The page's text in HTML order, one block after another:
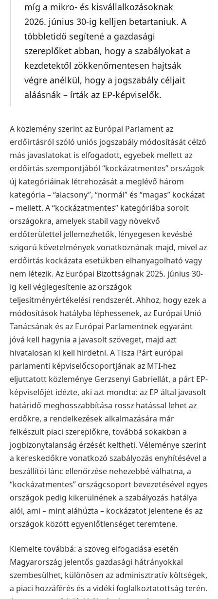
míg a mikro- és kisvállalkozásoknak
2026. június 30-ig kelljen betartaniuk. A
többletidő segítené a gazdasági
szereplőket abban, hogy a szabályokat a
kezdetektől zökkenőmentesen hajtsák
végre anélkül, hogy a jogszabály céljait
aláásnák – írták az EP-képviselők.
A közlemény szerint az Európai Parlament az
erdőirtásról szóló uniós jogszabály módosítását célzó
más javaslatokat is elfogadott, egyebek mellett az
erdőirtás szempontjából “kockázatmentes” országok
új kategóriáinak létrehozását a meglévő három
kategória – “alacsony”, “normál” és “magas” kockázat
– mellett. A “kockázatmentes” kategóriába sorolt
országokra, amelyek stabil vagy növekvő
erdőterülettel jellemezhetők, lényegesen kevésbé
szigorú követelmények vonatkoznának majd, mivel az
erdőirtás kockázata esetükben elhanyagolható vagy
nem létezik. Az Európai Bizottságnak 2025. június 30-
ig kell véglegesítenie az országok
teljesítményértékelési rendszerét. Ahhoz, hogy ezek a
módosítások hatályba léphessenek, az Európai Unió
Tanácsának és az Európai Parlamentnek egyaránt
jóvá kell hagynia a javasolt szöveget, majd azt
hivatalosan ki kell hirdetni. A Tisza Párt európai
parlamenti képviselőcsoportjának az MTI-hez
eljuttatott közleménye Gerzsenyi Gabriellát, a párt EP-
képviselőjét idézte, aki azt mondta: az EP által javasolt
határidő meghosszabbítása rossz hatással lehet az
erdőkre, a rendelkezések alkalmazására már
felkészült piaci szereplőkre, továbbá sokakban a
jogbizonytalanság érzését keltheti. Véleménye szerint
a kereskedőkre vonatkozó szabályozás enyhítésével a
beszállítói lánc ellenőrzése nehezebbé válhatna, a
“kockázatmentes” országcsoport bevezetésével egyes
országok pedig kikerülnének a szabályozás hatálya
alól, ami – mint aláhúzta – kockázatot jelentene és az
országok között egyenlőtlenséget teremtene.
Kiemelte továbbá: a szöveg elfogadása esetén
Magyarország jelentős gazdasági hátrányokkal
szembesülhet, különösen az adminisztratív költségek,
a piaci hozzáférés és a vidéki foglalkoztatottság terén.